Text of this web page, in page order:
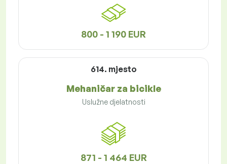
800 - 1 190 EUR
614. mjesto
Mehaničar za bicikle
Uslužne djelatnosti
871 - 1 464 EUR